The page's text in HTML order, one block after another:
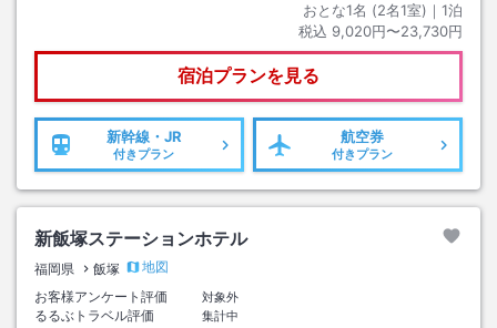
おとな1名 (2名1室)｜ 1泊
税込 9,020円〜23,730円
宿泊プランを見る
新幹線・JR
付きプラン
航空券
付きプラン
新飯塚ステーションホテル
福岡県 飯塚
地図
お客様アンケート評価
対象外
るるぶトラベル評価
集計中